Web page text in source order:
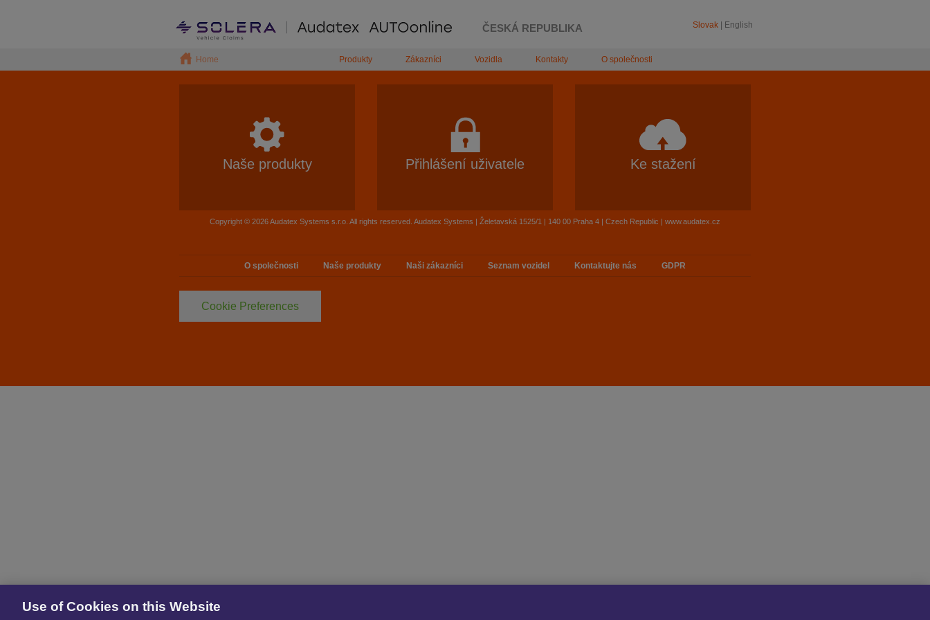
ČESKÁ REPUBLIKA Slovak English
Home Produkty Zákazníci Vozidla Kontakty O společnosti
Naše produkty Přihlášení uživatele Ke stažení
Copyright © 2026 Audatex Systems s.r.o. All rights reserved. Audatex Systems | Želetavská 1525/1 | 140 00 Praha 4 | Czech Republic | www.audatex.cz
O společnosti Naše produkty Naši zákazníci Seznam vozidel Kontaktujte nás GDPR
Cookie Preferences
Use of Cookies on this Website